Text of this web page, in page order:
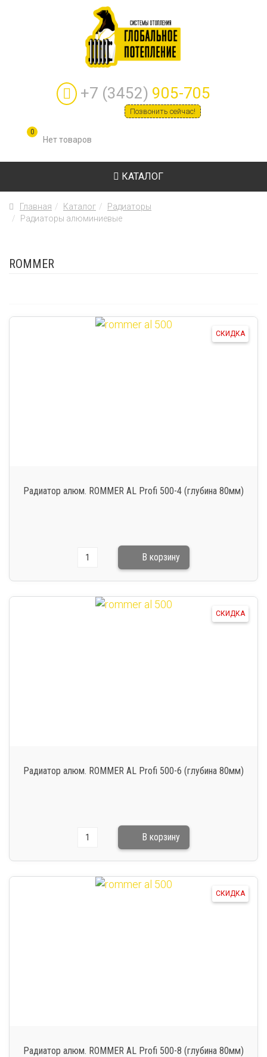
+7 (3452) 905-705
Позвонить сейчас!
0
КАТАЛОГ
Главная Каталог
Радиаторы
Радиаторы алюминиевые
ROMMER
СКИДКА
Радиатор алюм. ROMMER AL Profi 500-4 (глубина 80мм)
СКИДКА
Радиатор алюм. ROMMER AL Profi 500-6 (глубина 80мм)
СКИДКА
Радиатор алюм. ROMMER AL Profi 500-8 (глубина 80мм)